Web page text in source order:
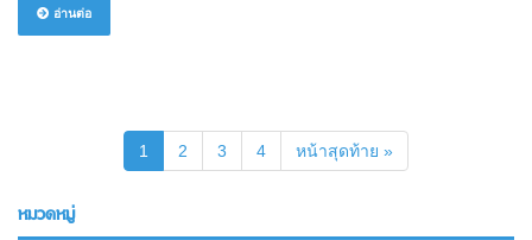
อ่านต่อ
1 (current)
2 3 4 หน้าสุดท้าย »
หมวดหมู่